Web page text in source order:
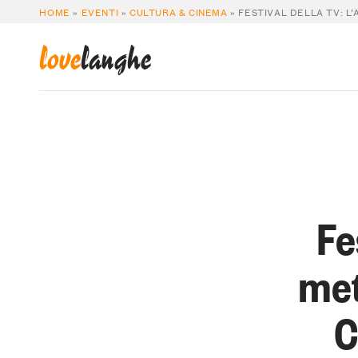
HOME » EVENTI »CULTURA & CINEMA » FESTIVAL DELLA TV:
lovelanghe